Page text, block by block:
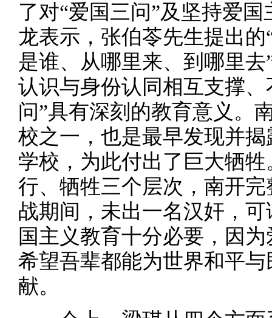
了对“爱国三问”及坚持爱
龙表示，张伯苓先生提出
是谁、从哪里来、到哪里
认识与身份认同相互支撑
问”具有深刻的教育意义。
校之一，也是最早发现并
学校，为此付出了巨大牺
行、牺牲三个层次，南开
战期间，未出一名汉奸，
国主义教育十分必要，因
希望吾辈都能为世界和平
献。